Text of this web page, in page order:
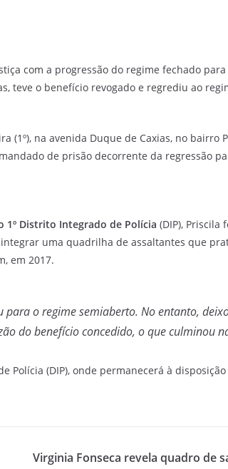
com a progressão do regime fechado para
teve o benefício revogado e regrediu ao
(1º), na avenida Duque de Caxias, no bairro
de prisão decorrente da regressão
Distrito Integrado de Polícia (DIP), Priscila
uma quadrilha de assaltantes que
em 2017.
o regime semiaberto. No entanto,
do benefício concedido, o que culminou
Polícia (DIP), onde permanecerá à disposição
Virginia Fonseca revela quadro de